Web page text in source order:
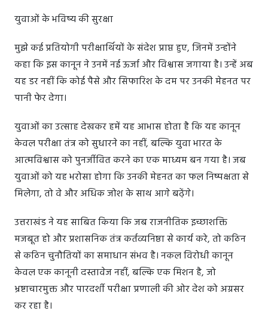
युवाओं के भविष्य की सुरक्षा
मुझे कई प्रतियोगी परीक्षार्थियों के संदेश प्राप्त हुए, जिनमें उन्होंने
कहा कि इस कानून ने उनमें नई ऊर्जा और विश्वास जगाया है। उन्हें अब
यह डर नहीं कि कोई पैसे और सिफारिश के दम पर उनकी मेहनत पर
पानी फेर देगा।
युवाओं का उत्साह देखकर हमें यह आभास होता है कि यह कानून
केवल परीक्षा तंत्र को सुधारने का नहीं, बल्कि युवा भारत के
आत्मविश्वास को पुनर्जीवित करने का एक माध्यम बन गया है। जब
युवाओं को यह भरोसा होगा कि उनकी मेहनत का फल निष्पक्षता से
मिलेगा, तो वे और अधिक जोश के साथ आगे बढ़ेंगे।
उत्तराखंड ने यह साबित किया कि जब राजनीतिक इच्छाशक्ति
मजबूत हो और प्रशासनिक तंत्र कर्तव्यनिष्ठा से कार्य करे, तो कठिन
से कठिन चुनौतियों का समाधान संभव है। नकल विरोधी कानून
केवल एक कानूनी दस्तावेज नहीं, बल्कि एक मिशन है, जो
भ्रष्टाचारमुक्त और पारदर्शी परीक्षा प्रणाली की ओर देश को अग्रसर
कर रहा है।